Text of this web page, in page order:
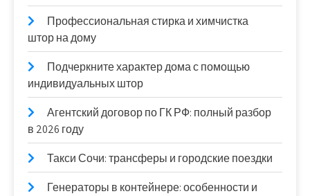
Профессиональная стирка и химчистка
штор на дому
Подчеркните характер дома с помощью
индивидуальных штор
Агентский договор по ГК РФ: полный разбор
в 2026 году
Такси Сочи: трансферы и городские поездки
Генераторы в контейнере: особенности и